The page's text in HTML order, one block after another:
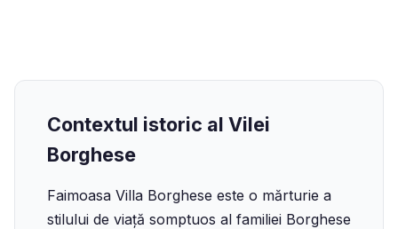
Contextul istoric al Vilei
Borghese
Faimoasa Villa Borghese este o mărturie a
stilului de viață somptuos al familiei Borghese